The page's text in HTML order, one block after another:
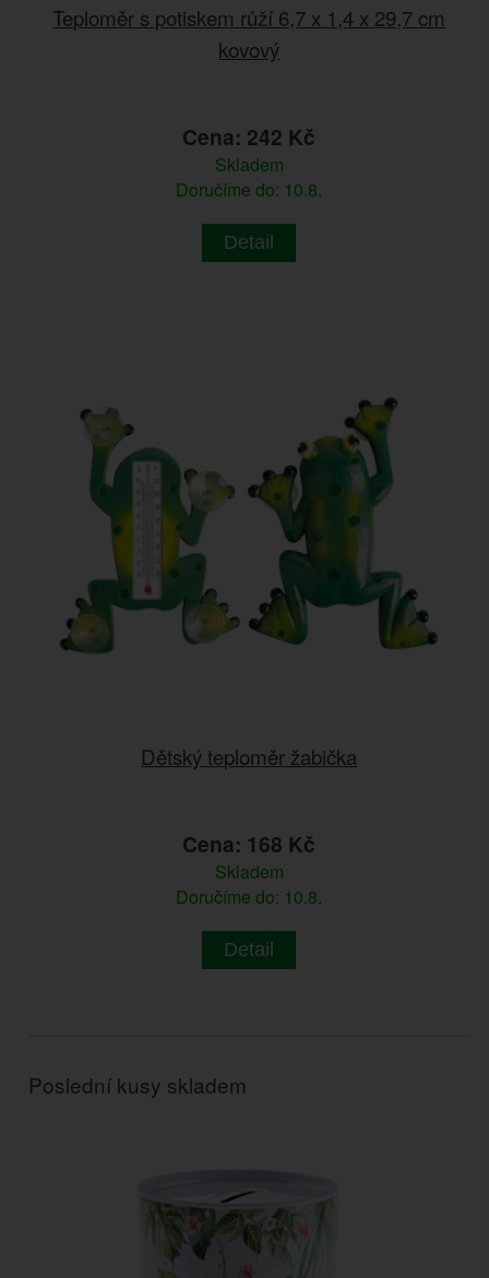
Teploměr s potiskem růží 6,7 x 1,4 x 29,7 cm
kovový
Cena: 242 Kč
Skladem
Doručíme do: 10.8.
Detail
Dětský teploměr žabička
Cena: 168 Kč
Skladem
Doručíme do: 10.8.
Detail
Poslední kusy skladem